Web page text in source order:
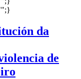
da
de